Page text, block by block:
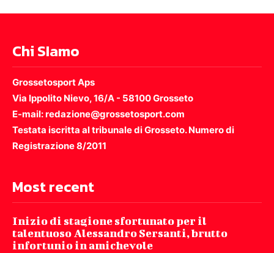
Chi SIamo
Grossetosport Aps
Via Ippolito Nievo, 16/A - 58100 Grosseto
E-mail: redazione@grossetosport.com
Testata iscritta al tribunale di Grosseto. Numero di
Registrazione 8/2011
Most recent
Inizio di stagione sfortunato per il
talentuoso Alessandro Sersanti, brutto
infortunio in amichevole